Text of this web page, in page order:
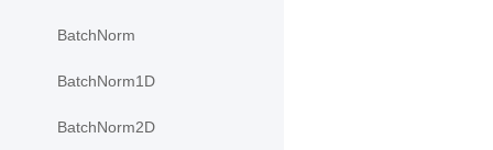
BatchNorm
BatchNorm1D
BatchNorm2D